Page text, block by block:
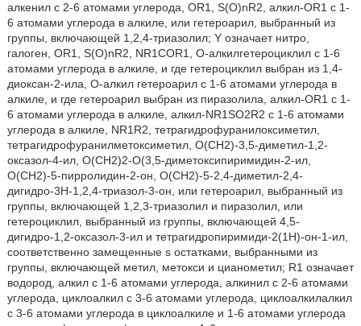
алкенил с 2-6 атомами углерода, OR1, S(O)nR2, алкил-OR1 с 1-
6 атомами углерода в алкиле, или гетероарил, выбранный из
группы, включающей 1,2,4-триазолил; Y означает нитро,
галоген, OR1, S(O)nR2, NR1COR1, О-алкилгетероциклил с 1-6
атомами углерода в алкиле, и где гетероциклил выбран из 1,4-
диоксан-2-ила, О-алкил гетероарил с 1-6 атомами углерода в
алкиле, и где гетероарил выбран из пиразолила, алкил-OR1 с 1-
6 атомами углерода в алкиле, алкил-NR1SO2R2 с 1-6 атомами
углерода в алкиле, NR1R2, тетрагидрофуранилоксиметил,
тетрагидрофуранилметоксиметил, O(СН2)-3,5-диметил-1,2-
оксазол-4-ил, O(СН2)2-O(3,5-диметоксипиримидин-2-ил,
O(СН2)-5-пирролидин-2-он, O(СН2)-5-2,4-диметил-2,4-
дигидро-3Н-1,2,4-триазол-3-он, или гетероарил, выбранный из
группы, включающей 1,2,3-триазолил и пиразолил, или
гетероциклил, выбранный из группы, включающей 4,5-
дигидро-1,2-оксазол-3-ил и тетрагидропиримиди-2(1Н)-он-1-ил,
соответственно замещенные s остатками, выбранными из
группы, включающей метил, метокси и цианометил; R1 означает
водород, алкил с 1-6 атомами углерода, алкинил с 2-6 атомами
углерода, циклоалкил с 3-6 атомами углерода, циклоалкилалкил
с 3-6 атомами углерода в циклоалкиле и 1-6 атомами углерода